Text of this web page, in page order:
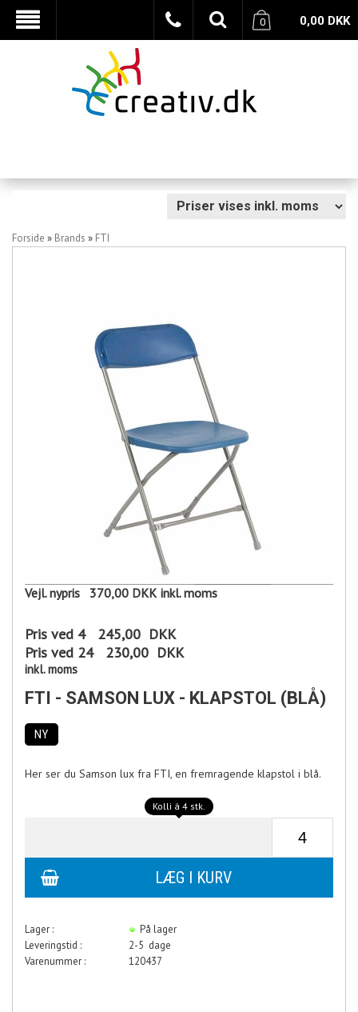
0,00 DKK
0
Forside » Brands » FTI
Vejl. nypris 370,00 DKK inkl. moms
Pris ved 4 245,00 DKK
Pris ved 24
230,00 DKK
inkl. moms
FTI - SAMSON LUX - KLAPSTOL (BLÅ)
NY
Her ser du Samson lux fra FTI, en fremragende klapstol i blå.
Kolli á 4 stk.
Lager :
På lager
Leveringstid :
2-5 dage
Varenummer :
120437